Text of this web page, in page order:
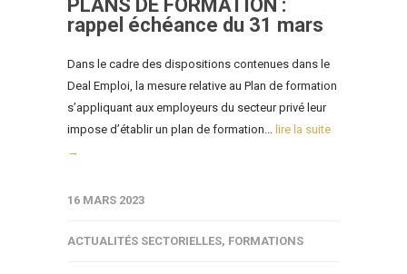
PLANS DE FORMATION :
rappel échéance du 31 mars
Dans le cadre des dispositions contenues dans le
Deal Emploi, la mesure relative au Plan de formation
s’appliquant aux employeurs du secteur privé leur
impose d’établir un plan de formation... lire la suite
→
16 MARS 2023
ACTUALITÉS SECTORIELLES, FORMATIONS